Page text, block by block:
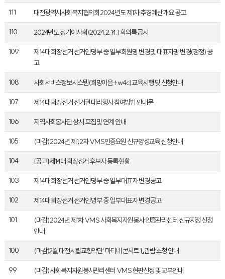
111 대전광역시사회복지협의회 2024년도 제1차 추경예산 개요 공고
110 2024년도 정기이사회(2024.2.14.) 회의록 공시
109
제14대 회장선거 선거인 명부 중 일부 회원명 변경 및 대표자명 변경(정정) 공
고
108 사회서비스정보시스템(희망이음+w4c) 교육시행 및 신청안내
107 제14대 회장선거 선거권 대리행사 참여방법 안내문
106 지역사회봉사단 상시 모집 및 연계 안내
105 (마감) 2024년 제1,2차 VMS인증요원 신규양성교육 신청안내
104 [공고] 제14대 회장선거 후보자 등록 현황
103 제14대 회장선거 선거인 명부 중 일부 대표자 변경 공고
102 제14대 회장선거 선거인 명부 중 일부 대표자 변경 공고
101
(마감) 2024년 제1차 VMS 사회복지자원봉사 인증관리센터 신규지정 신청
안내
100 (마감)2월 대전시립교향악단「마티네 콘서트 1」관람 초청 안내
99 (마감) 사회복지자원봉사관리센터 VMS 현판신청 및 교부안내